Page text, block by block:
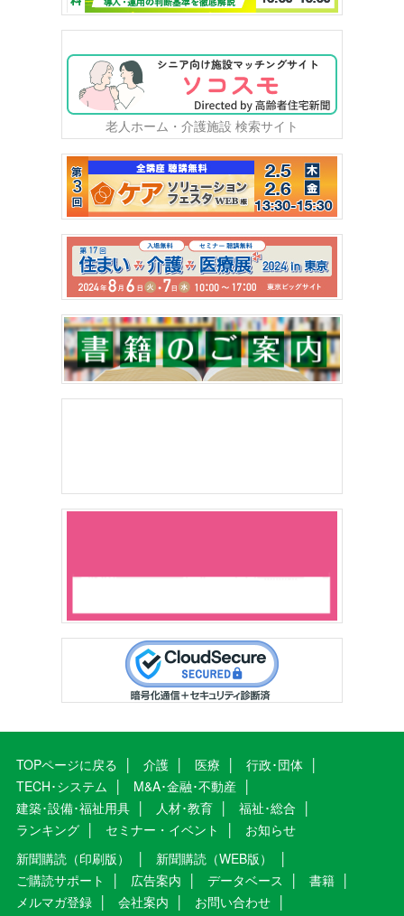
老人ホーム・介護施設 検索サイト
TOPページに戻る 介護 医療
行政･団体
TECH･システム
M&A･金融･不動産
建築･設備･福祉用具
人材･教育
福祉･総合
ランキング
セミナー・イベント
お知らせ
新聞購読（印刷版）
新聞購読（WEB版）
ご購読サポート
広告案内 データベース
書籍
メルマガ登録
会社案内
お問い合わせ